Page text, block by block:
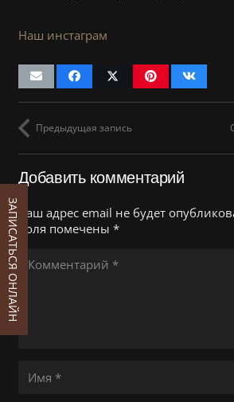
Наш инстаграм
Предыдущая запись
Добавить комментарий
Ваш адрес email не будет
поля помечены *
ЗАПИСАТЬСЯ ОНЛАЙН